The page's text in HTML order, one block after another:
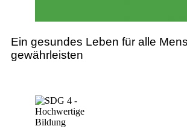
Ein gesundes Leben für alle
gewährleisten